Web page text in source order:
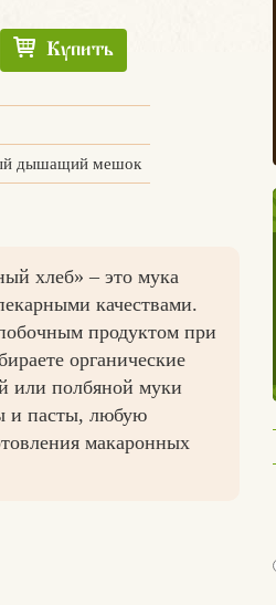
Купить
дышащий мешок
хлеб» – это мука
качествами.
продуктом при
органические
или полбяной муки
и пасты, любую
макаронных